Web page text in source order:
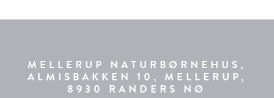
MELLERUP NATURBØRNEHUS,
ALMISBAKKEN 10, MELLERUP,
8930 RANDERS NØ